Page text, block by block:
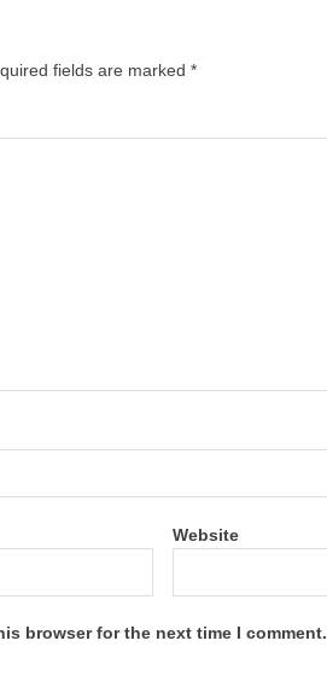
fields are marked *
Website
browser for the next time I comment.